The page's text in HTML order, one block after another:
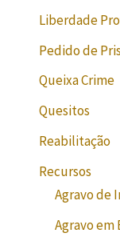
Liberdade
Pedido de
Queixa Crime
Quesitos
Reabilitação
Recursos
Agravo de
Agravo em